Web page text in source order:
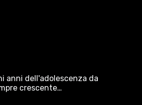
anni dell'adolescenza da
crescente…